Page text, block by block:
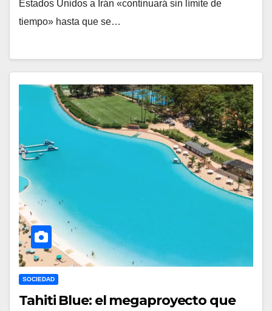
Estados Unidos a Irán «continuará sin límite de
tiempo» hasta que se…
SOCIEDAD
Tahiti Blue: el megaproyecto que